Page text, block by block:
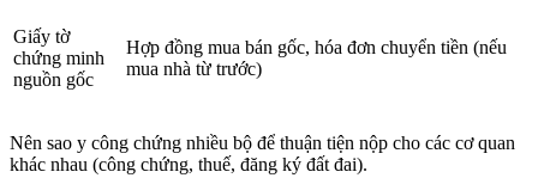
Giấy tờ
chứng minh
nguồn gốc
Hợp đồng mua bán gốc, hóa đơn chuyển tiền (nếu
mua nhà từ trước)
Nên sao y công chứng nhiều bộ để thuận tiện nộp cho các cơ quan
khác nhau (công chứng, thuế, đăng ký đất đai).